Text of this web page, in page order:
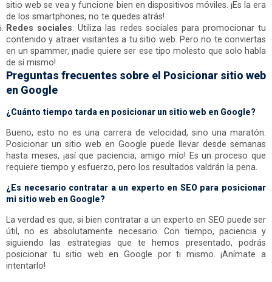
sitio web se vea y funcione bien en dispositivos móviles. ¡Es la era
de los smartphones, no te quedes atrás!
Redes sociales: Utiliza las redes sociales para promocionar tu
contenido y atraer visitantes a tu sitio web. Pero no te conviertas
en un spammer, ¡nadie quiere ser ese tipo molesto que solo habla
de sí mismo!
Preguntas frecuentes sobre el Posicionar sitio web
en Google
¿Cuánto tiempo tarda en posicionar un sitio web en Google?
Bueno, esto no es una carrera de velocidad, sino una maratón.
Posicionar un sitio web en Google puede llevar desde semanas
hasta meses, ¡así que paciencia, amigo mío! Es un proceso que
requiere tiempo y esfuerzo, pero los resultados valdrán la pena.
¿Es necesario contratar a un experto en SEO para posicionar
mi sitio web en Google?
La verdad es que, si bien contratar a un experto en SEO puede ser
útil, no es absolutamente necesario. Con tiempo, paciencia y
siguiendo las estrategias que te hemos presentado, podrás
posicionar tu sitio web en Google por ti mismo. ¡Anímate a
intentarlo!